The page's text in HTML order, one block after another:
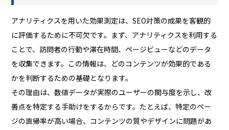
アナリティクスを用いた効果測定は、SEO対策の成果を客観的
に評価するために不可欠です。まず、アナリティクスを利用する
ことで、訪問者の行動や滞在時間、ページビューなどのデータ
を収集できます。この情報は、どのコンテンツが効果的である
かを判断するための基礎となります。
その理由は、数値データが実際のユーザーの関与度を示し、改
善点を特定する手助けをするからです。たとえば、特定のペー
ジの直帰率が高い場合、コンテンツの質やデザインに問題があ